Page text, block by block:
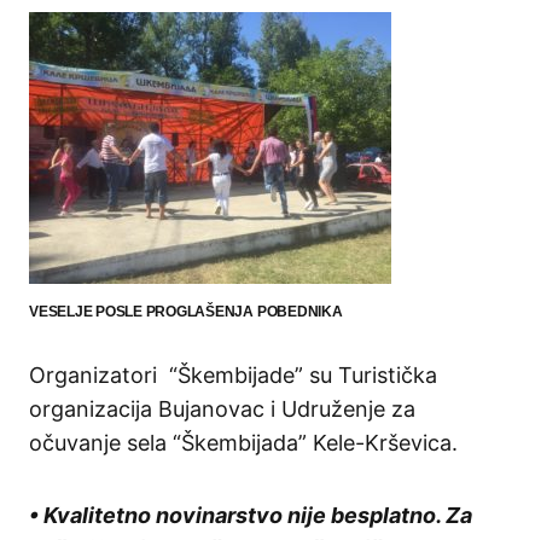
VESELJE POSLE PROGLAŠENJA POBEDNIKA
Organizatori “Škembijade” su Turistička
organizacija Bujanovac i Udruženje za
očuvanje sela “Škembijada” Kele-Krševica.
• Kvalitetno novinarstvo nije besplatno. Za